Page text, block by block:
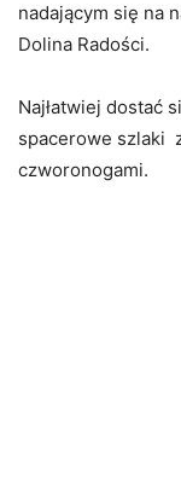
nadającym się na
Dolina Radości.
Najłatwiej dostać
spacerowe szlaki
czworonogami.